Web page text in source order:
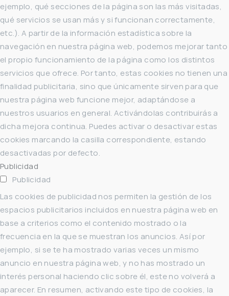
ejemplo, qué secciones de la página son las más visitadas,
qué servicios se usan más y si funcionan correctamente,
etc.). A partir de la información estadística sobre la
navegación en nuestra página web, podemos mejorar tanto
el propio funcionamiento de la página como los distintos
servicios que ofrece. Por tanto, estas cookies no tienen una
finalidad publicitaria, sino que únicamente sirven para que
nuestra página web funcione mejor, adaptándose a
nuestros usuarios en general. Activándolas contribuirás a
dicha mejora continua. Puedes activar o desactivar estas
cookies marcando la casilla correspondiente, estando
desactivadas por defecto.
Publicidad
Publicidad
Las cookies de publicidad nos permiten la gestión de los
espacios publicitarios incluidos en nuestra página web en
base a criterios como el contenido mostrado o la
frecuencia en la que se muestran los anuncios. Así por
ejemplo, si se te ha mostrado varias veces un mismo
anuncio en nuestra página web, y no has mostrado un
interés personal haciendo clic sobre él, este no volverá a
aparecer. En resumen, activando este tipo de cookies, la